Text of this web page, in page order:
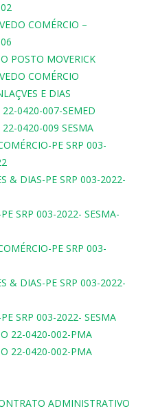
COMÉRCIO –
POSTO MOVERICK
COMÉRCIO
E DIAS
0420-007-SEMED
0420-009 SESMA
PE SRP 003-
& DIAS-PE SRP 003-2022-
SRP 003-2022- SESMA-
PE SRP 003-
& DIAS-PE SRP 003-2022-
SRP 003-2022- SESMA
22-0420-002-PMA
22-0420-002-PMA
ADMINISTRATIVO